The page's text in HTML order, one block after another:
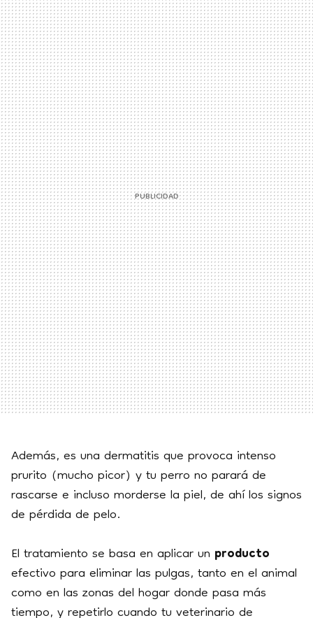
Además, es una dermatitis que provoca intenso
prurito (mucho picor) y tu perro no parará de
rascarse e incluso morderse la piel, de ahí los signos
de pérdida de pelo.
El tratamiento se basa en aplicar unproducto
efectivo para eliminar las pulgas, tanto en el animal
como en las zonas del hogar donde pasa más